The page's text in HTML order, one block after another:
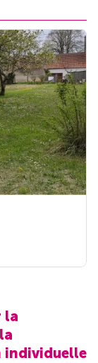
la
individuelle